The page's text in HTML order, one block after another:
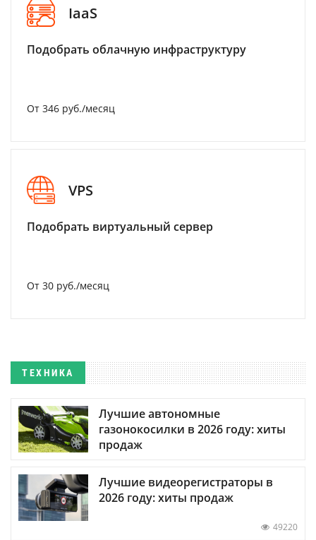
IaaS
Подобрать облачную инфраструктуру
От 346 руб./месяц
VPS
Подобрать виртуальный сервер
От 30 руб./месяц
ТЕХНИКА
Лучшие автономные
газонокосилки в 2026 году: хиты
продаж
Лучшие видеорегистраторы в
2026 году: хиты продаж
49220